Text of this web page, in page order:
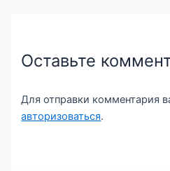
Оставьте
Для отправки комментария
авторизоваться.